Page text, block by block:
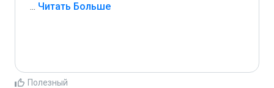
... Читать Больше
Полезный